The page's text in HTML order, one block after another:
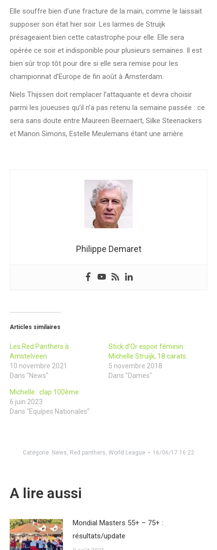
Elle souffre bien d’une fracture de la main, comme le laissait
supposer son état hier soir. Les larmes de Struijk
présageaient bien cette catastrophe pour elle. Elle sera
opérée ce soir et indisponible pour plusieurs semaines. Il est
bien sûr trop tôt pour dire si elle sera remise pour les
championnat d’Europe de fin août à Amsterdam.
Niels Thijssen doit remplacer l’attaquante et devra choisir
parmi les joueuses qu’il n’a pas retenu la semaine passée : ce
sera sans doute entre Maureen Beernaert, Silke Steenackers
et Manon Simons, Estelle Meulemans étant une arrière.
Philippe Demaret
Articles similaires
Les Red Panthers à
Amstelveen
10 novembre 2021
Dans "News"
Stick d’Or espoir féminin :
Michelle Struijk, 18 carats
5 novembre 2018
Dans "Dames"
Michelle : clap 100ème
6 juin 2023
Dans "Equipes Nationales"
Catégorie News, Red panthers, World League 16/06/17 16:22
A lire aussi
Mondial Masters 55+ – 75+ :
résultats/update